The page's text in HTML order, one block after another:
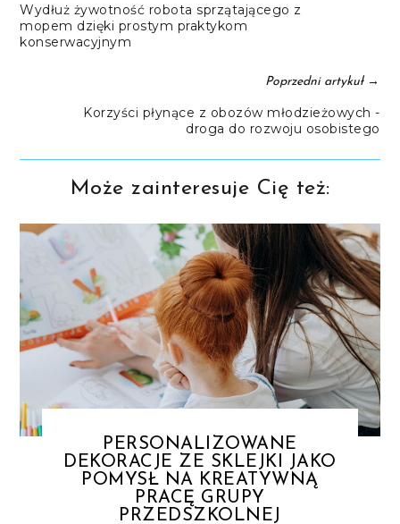
Wydłuż żywotność robota sprzątającego z
mopem dzięki prostym praktykom
konserwacyjnym
Poprzedni artykuł→
Korzyści płynące z obozów młodzieżowych -
droga do rozwoju osobistego
Może zainteresuje Cię też:
PERSONALIZOWANE
DEKORACJE ZE SKLEJKI JAKO
POMYSŁ NA KREATYWNĄ
PRACĘ GRUPY
PRZEDSZKOLNEJ